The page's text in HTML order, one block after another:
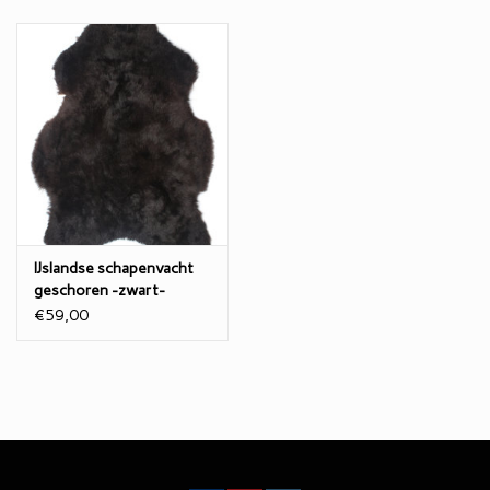
Mocht de vacht vies worden dan kamt u het vuil er uit. Als dat niet
luk, de vlek plaatselijk uitspoelen met lauw water. Mocht dat nog
niet lukken dan kan de vlek plaatselijk gereinigd worden met
babyshampoo. Gebruik geen zeep, want dan gaat de wol vilten.
Goed uitspoelen is erg belangrijk!
IJslandse schapenvacht
geschoren -zwart-
€59,00